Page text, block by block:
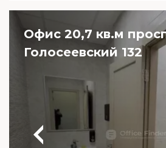
Офис 20,7 кв.м
Голосеевский 132